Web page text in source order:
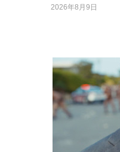
2026年8月9日